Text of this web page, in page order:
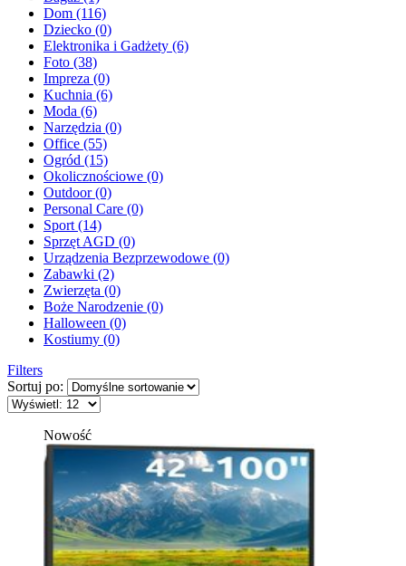
Dom (116)
Dziecko (0)
Elektronika i Gadżety (6)
Foto (38)
Impreza (0)
Kuchnia (6)
Moda (6)
Narzędzia (0)
Office (55)
Ogród (15)
Okolicznościowe (0)
Outdoor (0)
Personal Care (0)
Sport (14)
Sprzęt AGD (0)
Urządzenia Bezprzewodowe (0)
Zabawki (2)
Zwierzęta (0)
Boże Narodzenie (0)
Halloween (0)
Kostiumy (0)
Filters
Sortuj po:
Nowość